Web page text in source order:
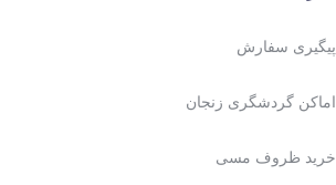
پیگیری سفارش
اماکن گردشگری زنجان
خرید ظروف مسی